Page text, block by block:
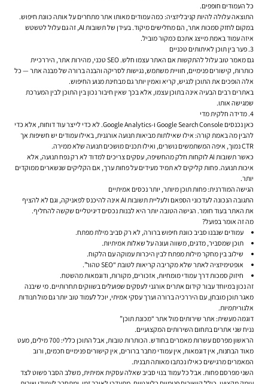
כל העמודים חופפים.
התוצאה עלולה להיות קניבליזציה: כמה עמודים מאותו אתר מתחרים על אותה כוונת חיפוש.
במקום לחזק סמכות אתר, הם מחלישים מיקוד. בעידן של תשובות AI, זה גם עלול לטשטש
איזה עמוד באמת מייצג אתכם כמקור מוביל.
3. פער בין תוכן לאיתותים טכניים
גם מאמר טוב עלול להתקשות אם האתר עצמו חלש. SEO טכני, מהירות אתר, היררכיית
כותרות, קישורים פנימיים, חוויית משתמש, נגישות לסריקה והבנה ברורה של מבנה אתר — כל
אלה הופכים את התוכן לנגיש, קריא ואמין יותר גם מבחינת מנוע החיפוש.
באתרים רבים הבעיה אינה בתוכן עצמו, אלא בכך שאין חיבור נכון בין התוכן לבין המערכת
שמגישה אותו.
4. מדידה חלקית מדי
כאן נכנסים Google Search Console ו-Google Analytics. לא כדי לייצר עוד דוחות, אלא כדי
להבין מה באמת קורה: אילו שאילתות מביאות תנועה אורגנית, באילו עמודים יש חשיפות אך
CTR נמוך, איפה המשתמשים נושרים, ואילו תכנים מושכים תנועה שלא ממירה.
כאשר תשובות AI לוקחות חלק מהחשיפה, עסקים צריכים למדוד לא רק נפח תנועה, אלא
איכות תנועה. פחות קליקים לא תמיד מעידים על פחות ערך, אם הקליקים שנשארים ממוקדים
יותר.
הגישה המודרנית: פחות תוכן מיותר, יותר נכסים אמיתיים
התגובה הנכונה לעדכוני הספאם ולעליית תשובות AI אינה להיכנס לפאניקה, וגם לא להציף
את האתר בעוד חומר. הגישה הטובה יותר היא לבנות נכסים דיגיטליים שקשה להחליף.
מה זה אומר בפועל?
עמודים שנבנו סביב כוונת חיפוש ברורה, לא רק סביב מילת מפתח.
תוכן שמסביר, מדגים, משווה ועונה על שאלות אמיתיות.
שילוב בין מחקר מילות מפתח לבין היכרות עמוקה עם הלקוח.
אופטימיזציה לאתר שלא מקריבה קריאות לטובת “SEO טהור”.
חיזוק סמכות דרך עמודי מומחיות, אזכורים, מקורות, ודוגמאות מהשטח.
זה נכון במיוחד עבור קידום אתרים אורגני לעסקים שפועלים בשווקים תחרותיים. מי שיבנה
מאגר תוכן מובחן, עם היררכיה ברורה וערך עסקי אמיתי, יוכל לעמוד טוב יותר גם מול תנודות
אלגוריתמיות.
דוגמה מעשית: אתר שירותים מול אתר “מכונת תוכן”
נניח שני אתרים בתחום השירותים המקצועיים.
הראשון מפרסם עשרות מאמרים בחודש. הכותרות טובות, אבל התוכן כללי: 700 מילים, מעט
מאוד הבחנות, אין דוגמאות, אין עמודי מחבר ברורים, אין קישורים פנימיים חכמים, ורוב
המאמרים מרגישים כאילו נכתבו מאותה תבנית.
השני מפרסם פחות. אבל כל עמוד בנוי סביב שאלה עסקית אמיתית, משלב הסבר פשוט לצד